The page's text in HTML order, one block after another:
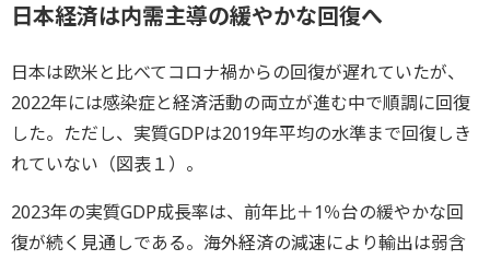
日本経済は内需主導の緩やかな回復へ
日本は欧米と比べてコロナ禍からの回復が遅れていたが、
2022年には感染症と経済活動の両立が進む中で順調に回復
した。ただし、実質GDPは2019年平均の水準まで回復しき
れていない（図表１）。
2023年の実質GDP成長率は、前年比＋1％台の緩やかな回
復が続く見通しである。海外経済の減速により輸出は弱含